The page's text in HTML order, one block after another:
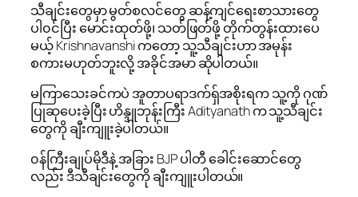
သီချင်းတွေမှာ မွတ်စလင်တွေ ဆန့်ကျင်ရေးစာသားတွေ
ပါ၀င်ပြီး မောင်းထုတ်ဖို့၊ သတ်ဖြတ်ဖို့ တိုက်တွန်းထားပေ
မယ့် Krishnavanshi ကတော့ သူ့သီချင်းဟာ အမုန်း
စကားမဟုတ်ဘူးလို့ အခိုင်အမာ ဆိုပါတယ်။
မကြာသေးခင်ကပဲ အူတာပရာဒက်ရှ်အစိုးရက သူ့ကို ဂုဏ်
ပြုဆုပေးခဲ့ပြီး ဟိန္ဒူဘုန်းကြီး Adityanath က သူ့သီချင်း
တွေကို ချီးကျူးခဲ့ပါတယ်။
၀န်ကြီးချုပ်မိုဒီနဲ့ အခြား BJP ပါတီ ခေါင်းဆောင်တွေ
လည်း ဒီသီချင်းတွေကို ချီးကျူးပါတယ်။